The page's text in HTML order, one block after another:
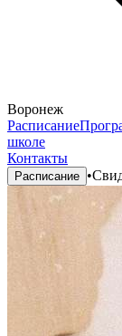
Воронеж
Расписание
школе
Контакты
Расписание •